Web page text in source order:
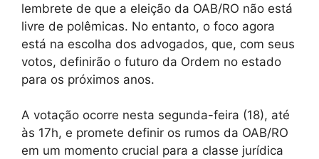
lembrete de que a eleição da OAB/RO não está
livre de polêmicas. No entanto, o foco agora
está na escolha dos advogados, que, com seus
votos, definirão o futuro da Ordem no estado
para os próximos anos.
A votação ocorre nesta segunda-feira (18), até
às 17h, e promete definir os rumos da OAB/RO
em um momento crucial para a classe jurídica